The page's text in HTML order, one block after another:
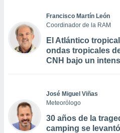
Francisco Martín León
Coordinador de la RAM
El Atlántico
ondas tropicales
CNH bajo un
José Miguel Viñas
Meteorólogo
30 años de la
camping se